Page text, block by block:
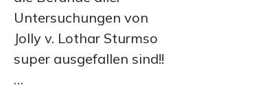
Untersuchungen von
Jolly v. Lothar Sturmso
super ausgefallen sind!!
…